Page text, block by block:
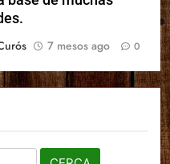
7 mesos ago 0